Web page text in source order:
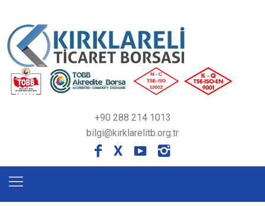
+90 288 214 1013
bilgi@kirklarelitb.org.tr
X